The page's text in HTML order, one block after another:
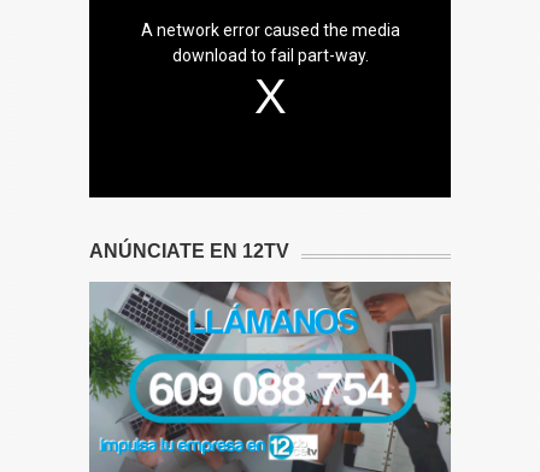
A network error caused the media
download to fail part-way.
ANÚNCIATE EN 12TV